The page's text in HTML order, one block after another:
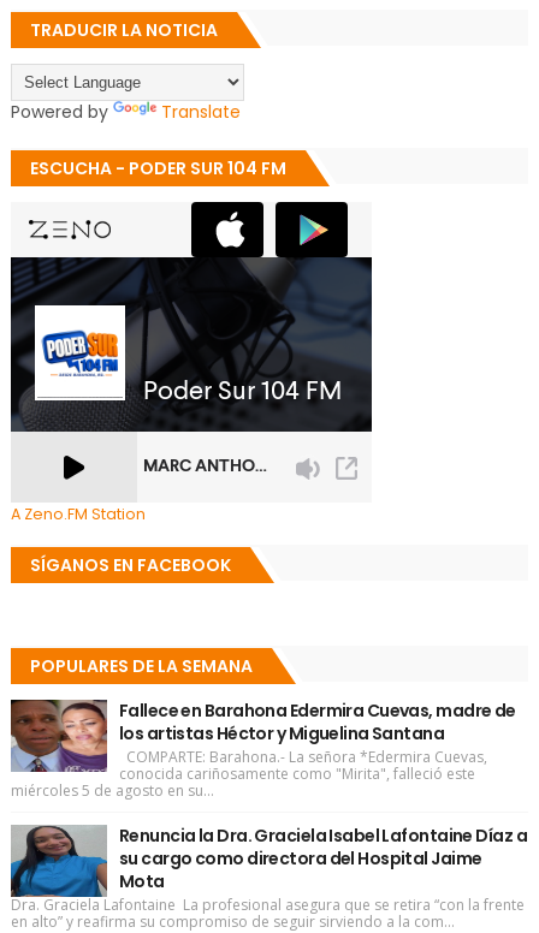
TRADUCIR LA NOTICIA
Powered by Translate
ESCUCHA - PODER SUR 104 FM
A Zeno.FM Station
SÍGANOS EN FACEBOOK
POPULARES DE LA SEMANA
Fallece en Barahona Edermira Cuevas, madre de
los artistas Héctor y Miguelina Santana
COMPARTE: Barahona.- La señora *Edermira Cuevas,
conocida cariñosamente como "Mirita", falleció este
miércoles 5 de agosto en su...
Renuncia la Dra. Graciela Isabel Lafontaine Díaz a
su cargo como directora del Hospital Jaime
Mota
Dra. Graciela Lafontaine La profesional asegura que se retira “con la frente
en alto” y reafirma su compromiso de seguir sirviendo a la com...